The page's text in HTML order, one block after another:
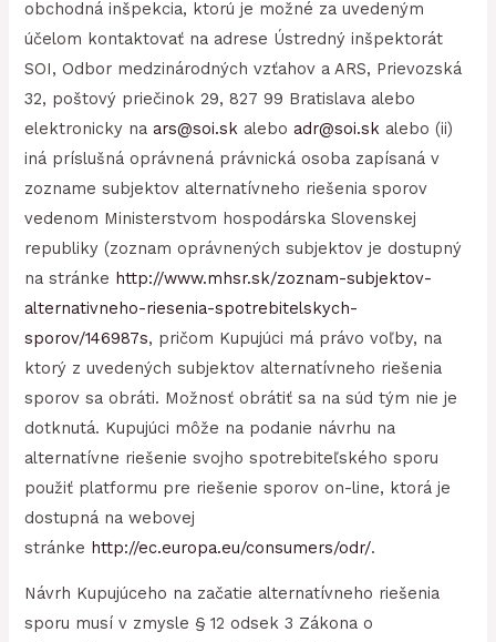
obchodná inšpekcia, ktorú je možné za uvedeným
účelom kontaktovať na adrese Ústredný inšpektorát
SOI, Odbor medzinárodných vzťahov a ARS, Prievozská
32, poštový priečinok 29, 827 99 Bratislava alebo
elektronicky na ars@soi.sk alebo adr@soi.sk alebo (ii)
iná príslušná oprávnená právnická osoba zapísaná v
zozname subjektov alternatívneho riešenia sporov
vedenom Ministerstvom hospodárska Slovenskej
republiky (zoznam oprávnených subjektov je dostupný
na stránke http://www.mhsr.sk/zoznam-subjektov-
alternativneho-riesenia-spotrebitelskych-
sporov/146987s, pričom Kupujúci má právo voľby, na
ktorý z uvedených subjektov alternatívneho riešenia
sporov sa obráti. Možnosť obrátiť sa na súd tým nie je
dotknutá. Kupujúci môže na podanie návrhu na
alternatívne riešenie svojho spotrebiteľského sporu
použiť platformu pre riešenie sporov on-line, ktorá je
dostupná na webovej
stránke http://ec.europa.eu/consumers/odr/.
Návrh Kupujúceho na začatie alternatívneho riešenia
sporu musí v zmysle § 12 odsek 3 Zákona o